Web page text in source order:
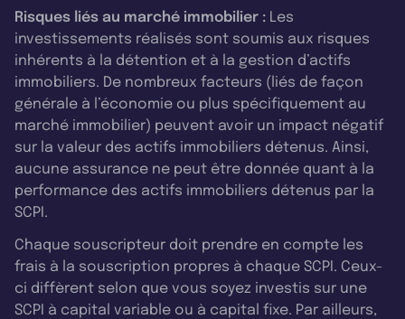
Risques liés au marché immobilier : Les
investissements réalisés sont soumis aux risques
inhérents à la détention et à la gestion d’actifs
immobiliers. De nombreux facteurs (liés de façon
générale à l’économie ou plus spécifiquement au
marché immobilier) peuvent avoir un impact négatif
sur la valeur des actifs immobiliers détenus. Ainsi,
aucune assurance ne peut être donnée quant à la
performance des actifs immobiliers détenus par la
SCPI.
Chaque souscripteur doit prendre en compte les
frais à la souscription propres à chaque SCPI. Ceux-
ci diffèrent selon que vous soyez investis sur une
SCPI à capital variable ou à capital fixe. Par ailleurs,